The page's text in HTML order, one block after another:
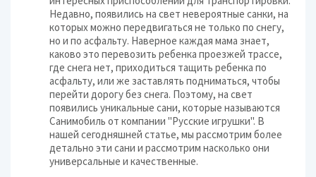
Недавно, появились на свет невероятные санки, на
которых можно передвигаться не только по снегу,
но и по асфальту. Наверное каждая мама знает,
каково это перевозить ребенка проезжей трассе,
где снега нет, приходиться тащить ребенка по
асфальту, или же заставлять подниматься, чтобы
перейти дорогу без снега. Поэтому, на свет
появились уникальные сани, которые называются
Санимобиль от компании "Русские игрушки". В
нашей сегодняшней статье, мы рассмотрим более
детально эти сани и рассмотрим насколько они
универсальные и качественные.